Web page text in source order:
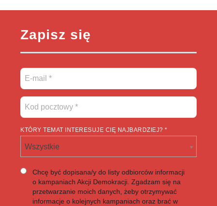
Zapisz się
KTÓRY TEMAT INTERESUJE CIĘ NAJBARDZIEJ? *
Wszystkie
Chcę być dopisana/y do listy odbiorców informacji
o kampaniach Akcji Demokracji. Zgadzam się na
przetwarzanie moich danych, żeby otrzymywać
informacje o kolejnych kampaniach oraz brać w